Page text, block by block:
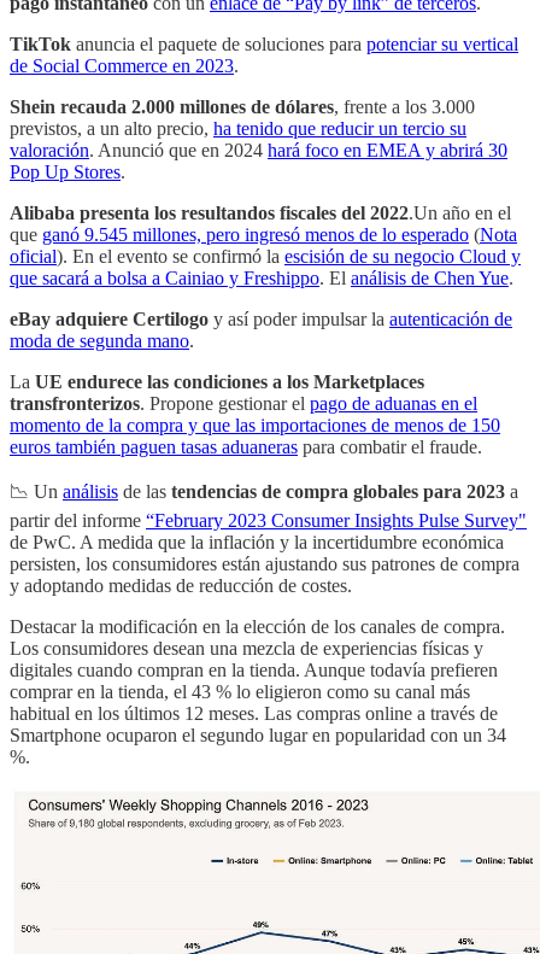
TikTok anuncia el paquete de soluciones para potenciar su vertical
de Social Commerce en 2023.
Shein recauda 2.000 millones de dólares, frente a los 3.000
previstos, a un alto precio, ha tenido que reducir un tercio su
valoración. Anunció que en 2024 hará foco en EMEA y abrirá 30
Pop Up Stores.
Alibaba presenta los resultandos fiscales del 2022.Un año en el
que ganó 9.545 millones, pero ingresó menos de lo esperado (Nota
oficial). En el evento se confirmó la escisión de su negocio Cloud y
que sacará a bolsa a Cainiao y Freshippo. El análisis de Chen Yue.
eBay adquiere Certilogo y así poder impulsar la autenticación de
moda de segunda mano.
La UE endurece las condiciones a los Marketplaces
transfronterizos. Propone gestionar el pago de aduanas en el
momento de la compra y que las importaciones de menos de 150
euros también paguen tasas aduaneras para combatir el fraude.
📉 Un análisis de las tendencias de compra globales para 2023 a
partir del informe “February 2023 Consumer Insights Pulse Survey"
de PwC. A medida que la inflación y la incertidumbre económica
persisten, los consumidores están ajustando sus patrones de compra
y adoptando medidas de reducción de costes.
Destacar la modificación en la elección de los canales de compra.
Los consumidores desean una mezcla de experiencias físicas y
digitales cuando compran en la tienda. Aunque todavía prefieren
comprar en la tienda, el 43 % lo eligieron como su canal más
habitual en los últimos 12 meses. Las compras online a través de
Smartphone ocuparon el segundo lugar en popularidad con un 34
%.